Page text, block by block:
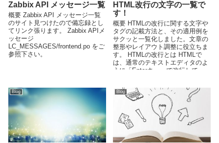
Zabbix API メッセージ一覧
概要 Zabbix API メッセージ一覧
のサイト見つけたので備忘録とし
てリンク張ります。 Zabbix APIメ
ッセージ
LC_MESSAGES/frontend.po をご
参照下さい。
HTML改行の文字の一覧で
す！
概要 HTMLの改行に関する文字や
タグの記載方法と、その適用例を
サクッと一覧化しました。文章の
整形やレイアウト調整に役立ちま
す。 HTMLの改行とは HTMLで
は、通常のテキストエディタのよ
うに「Enterキー」で改行して
Blog Blog